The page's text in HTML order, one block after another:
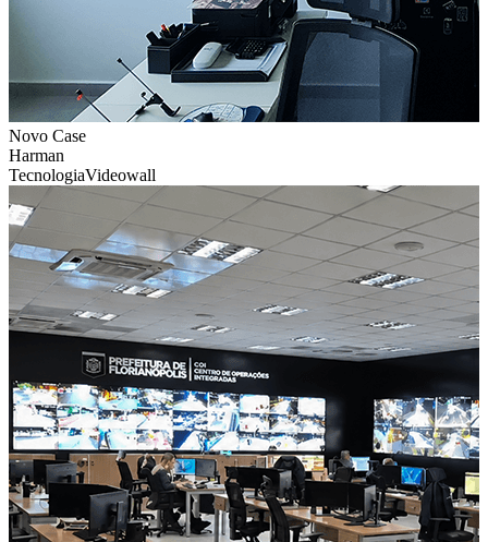
Novo Case
Harman
TecnologiaVideowall